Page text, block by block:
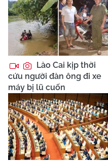
Lào Cai kịp thời
cứu người đàn ông đi xe
máy bị lũ cuốn